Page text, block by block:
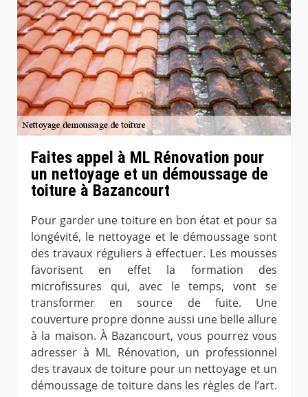
Faites appel à ML Rénovation pour
un nettoyage et un démoussage de
toiture à Bazancourt
Pour garder une toiture en bon état et pour sa
longévité, le nettoyage et le démoussage sont
des travaux réguliers à effectuer. Les mousses
favorisent en effet la formation des
microfissures qui, avec le temps, vont se
transformer en source de fuite. Une
couverture propre donne aussi une belle allure
à la maison. À Bazancourt, vous pourrez vous
adresser à ML Rénovation, un professionnel
des travaux de toiture pour un nettoyage et un
démoussage de toiture dans les règles de l’art.